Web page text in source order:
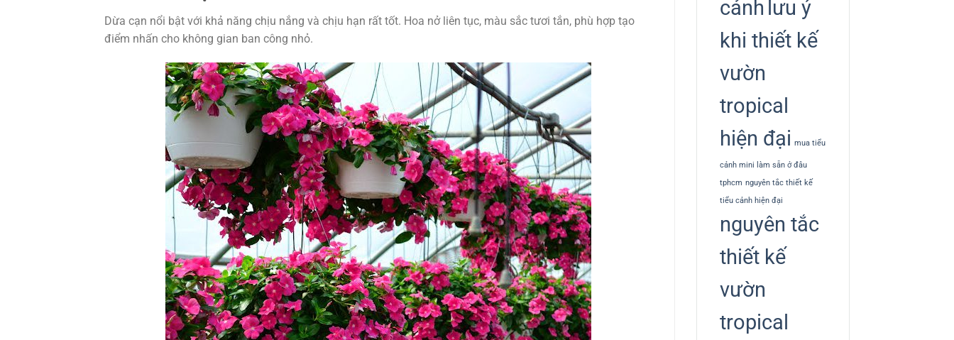
Dừa cạn nổi bật với khả năng chịu nắng và chịu hạn rất tốt. Hoa nở liên tục, màu sắc tươi tắn, phù hợp tạo
điểm nhấn cho không gian ban công nhỏ.
cảnh lưu ý
khi thiết kế
vườn
tropical
hiện đại mua tiểu
cảnh mini làm sẵn ở đâu
tphcm nguyên tắc thiết kế
tiểu cảnh hiện đại
nguyên tắc
thiết kế
vườn
tropical